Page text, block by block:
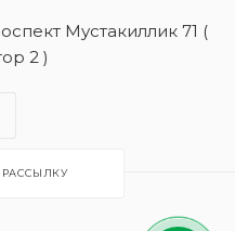
Мустакиллик 71 (
2 )